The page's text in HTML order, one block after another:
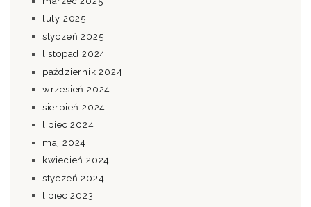
luty 2025
styczeń 2025
listopad 2024
październik 2024
wrzesień 2024
sierpień 2024
lipiec 2024
maj 2024
kwiecień 2024
styczeń 2024
lipiec 2023